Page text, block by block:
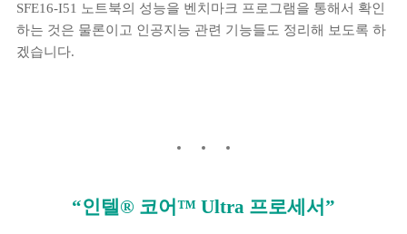
SFE16-I51 노트북의 성능을 벤치마크 프로그램을 통해서 확인
하는 것은 물론이고 인공지능 관련 기능들도 정리해 보도록 하
겠습니다.
“인텔® 코어™ Ultra 프로세서”